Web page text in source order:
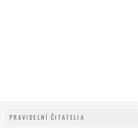
PRAVIDELNÍ ČITATELIA